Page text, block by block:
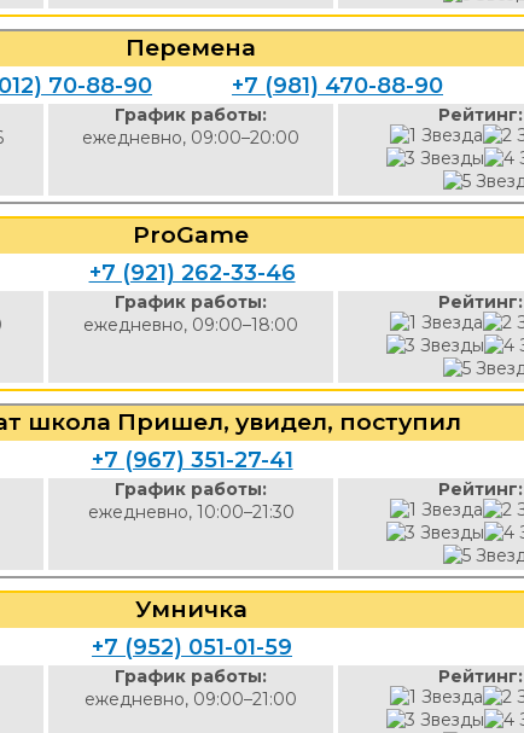
Перемена
70-88-90 +7 (981) 470-88-90
График работы:
ежедневно, 09:00–20:00
Рейтинг:
ProGame
+7 (921) 262-33-46
График работы:
ежедневно, 09:00–18:00
Рейтинг:
школа Пришел, увидел, поступил
+7 (967) 351-27-41
График работы:
ежедневно, 10:00–21:30
Рейтинг:
Умничка
+7 (952) 051-01-59
График работы:
ежедневно, 09:00–21:00
Рейтинг: